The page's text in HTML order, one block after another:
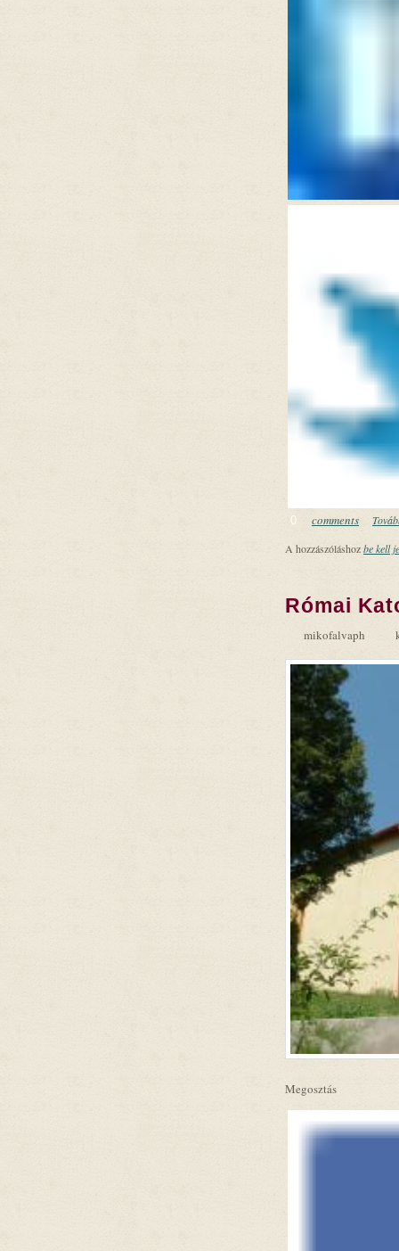
0 comments
A hozzászóláshozbe kell
Római
mikofalvaph
Megosztás